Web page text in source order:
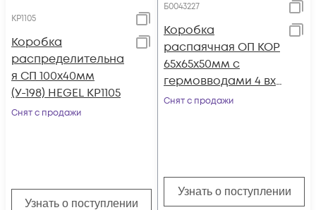
КР1105
Коробка
распределительна
я СП 100х40мм
(У-198) HEGEL КР1105
Снят с продажи
Узнать о поступлении
Б0043227
Коробка
распаячная ОП КОР
65х65х50мм с
гермовводами 4 вх.
IP54 сосна Эра
Снят с продажи
Узнать о поступлении